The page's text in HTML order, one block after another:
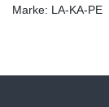
Marke: LA-KA-PE